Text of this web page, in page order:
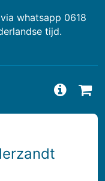
whatsapp 0618
tijd.